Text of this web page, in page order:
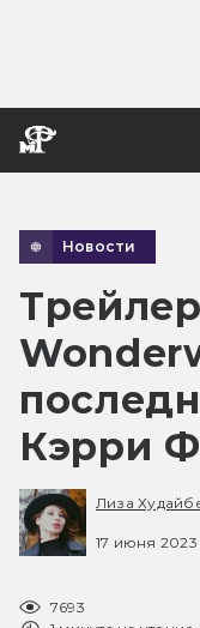
Новости
Кэрри
Лиза
17 июня 2023
7693